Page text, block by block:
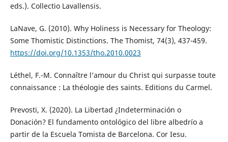
eds.). Collectio Lavallensis.
LaNave, G. (2010). Why Holiness is Necessary for Theology:
Some Thomistic Distinctions. The Thomist, 74(3), 437-459.
https://doi.org/10.1353/tho.2010.0023
Léthel, F.-M. Connaître l’amour du Christ qui surpasse toute
connaissance : La théologie des saints. Editions du Carmel.
Prevosti, X. (2020). La Libertad ¿Indeterminación o
Donación? El fundamento ontológico del libre albedrío a
partir de la Escuela Tomista de Barcelona. Cor Iesu.